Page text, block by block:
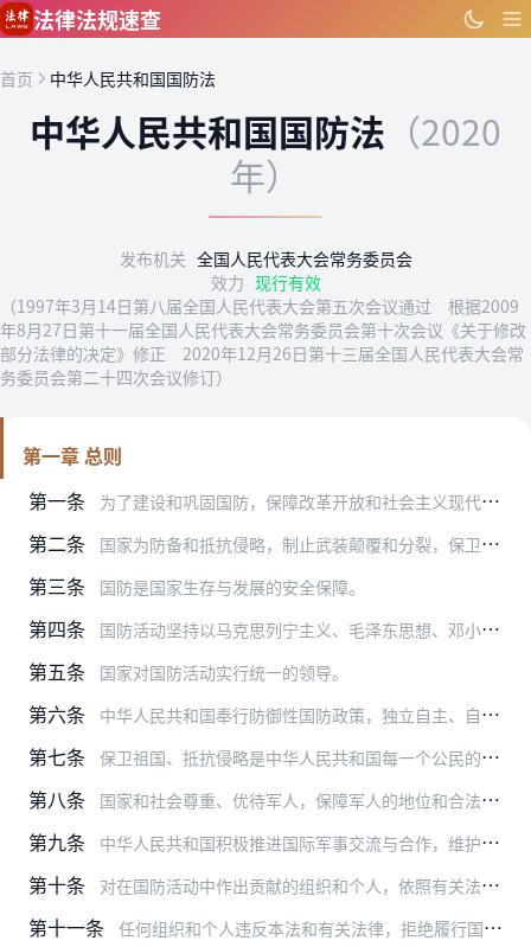
跳到主要内容
法律法规速查
首页 中华人民共和国国防法
中华人民共和国国防法 （2020
年）
发布机关 全国人民代表大会常务委员会
效力 现行有效
（1997年3月14日第八届全国人民代表大会第五次会议通过 根据2009
年8月27日第十一届全国人民代表大会常务委员会第十次会议《关于修改
部分法律的决定》修正 2020年12月26日第十三届全国人民代表大会常
务委员会第二十四次会议修订）
第一章 总则
第一条
为了建设和巩固国防，保障改革开放和社会主义现代化建设的顺利进行，实现中华民族伟大复兴，根据宪法，制定本法。
第二条 国家为防备和抵抗侵略，制止武装颠覆和分裂，保卫国家主权、统一、领土完整、安全和发展利益所进行的军事活动，以及与军事有关的政治、经济、外交、科技、教育等方面的活动…
第三条 国防是国家生存与发展的安全保障。
第四条 国防活动坚持以马克思列宁主义、毛泽东思想、邓小平理论、“三个代表”重要思想、科学发展观、习近平新时代中国特色社会主义思想为指导，贯彻习近平强军思想，坚持总体国家…
第五条 国家对国防活动实行统一的领导。
第六条 中华人民共和国奉行防御性国防政策，独立自主、自力更生地建设和巩固国防，实行积极防御，坚持全民国防。
第七条 保卫祖国、抵抗侵略是中华人民共和国每一个公民的神圣职责。
第八条 国家和社会尊重、优待军人，保障军人的地位和合法权益，开展各种形式的拥军优属活动，让军人成为全社会尊崇的职业。
第九条 中华人民共和国积极推进国际军事交流与合作，维护世界和平，反对侵略扩张行为。
第十条 对在国防活动中作出贡献的组织和个人，依照有关法律、法规的规定给予表彰和奖励。
第十一条 任何组织和个人违反本法和有关法律，拒绝履行国防义务或者危害国防利益的，依法追究法律责任。